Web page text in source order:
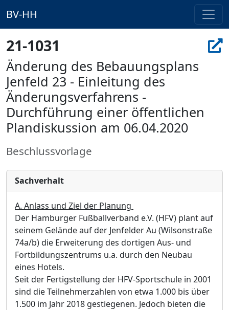
BV-HH
21-1031
Änderung des Bebauungsplans
Jenfeld 23 - Einleitung des
Änderungsverfahrens -
Durchführung einer öffentlichen
Plandiskussion am 06.04.2020
Beschlussvorlage
Sachverhalt
A. Anlass und Ziel der Planung
Der Hamburger Fußballverband e.V. (HFV) plant auf
seinem Gelände auf der Jenfelder Au (Wilsonstraße
74a/b) die Erweiterung des dortigen Aus- und
Fortbildungszentrums u.a. durch den Neubau
eines Hotels.
Seit der Fertigstellung der HFV-Sportschule in 2001
sind die Teilnehmerzahlen von etwa 1.000 bis über
1.500 im Jahr 2018 gestiegenen. Jedoch bieten die